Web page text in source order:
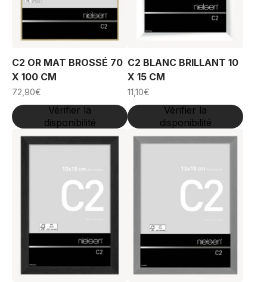
C2 OR MAT BROSSÉ 70
X 100 CM
72,90€
Vérifier la
disponibilité
C2 BLANC BRILLANT 10
X 15 CM
11,10€
Vérifier la
disponibilité